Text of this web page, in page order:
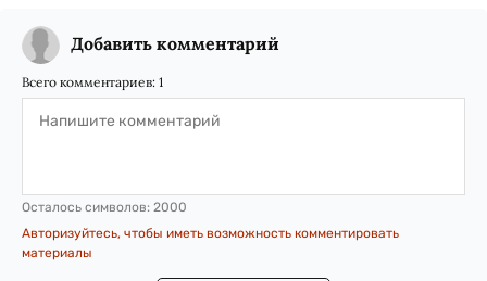
Добавить комментарий
Всего комментариев: 1
Осталось символов: 2000
Авторизуйтесь, чтобы иметь возможность комментировать
материалы